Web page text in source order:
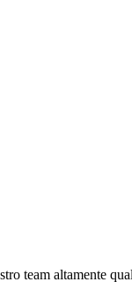
team altamente